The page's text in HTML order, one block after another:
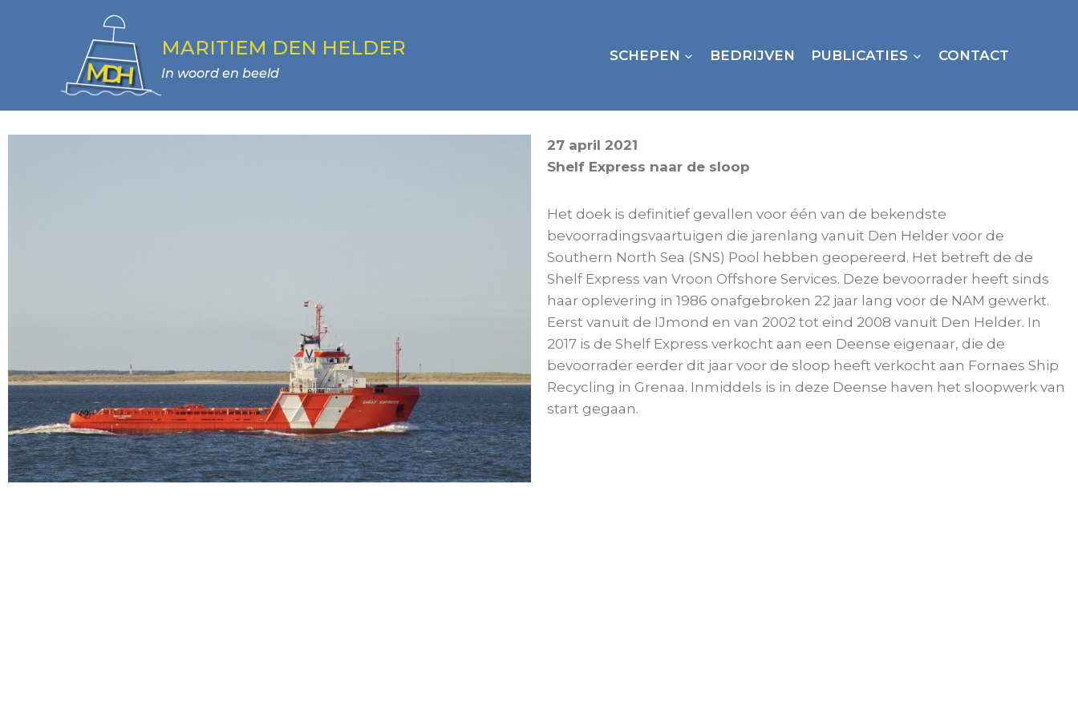
MARITIEM DEN HELDER
In woord en beeld
SCHEPEN BEDRIJVEN PUBLICATIES CONTACT
27 april 2021
Shelf Express naar de sloop
Het doek is definitief gevallen voor één van de bekendste
bevoorradingsvaartuigen die jarenlang vanuit Den Helder voor de
Southern North Sea (SNS) Pool hebben geopereerd. Het betreft de de
Shelf Express van Vroon Offshore Services. Deze bevoorrader heeft sinds
haar oplevering in 1986 onafgebroken 22 jaar lang voor de NAM gewerkt.
Eerst vanuit de IJmond en van 2002 tot eind 2008 vanuit Den Helder. In
2017 is de Shelf Express verkocht aan een Deense eigenaar, die de
bevoorrader eerder dit jaar voor de sloop heeft verkocht aan Fornaes Ship
Recycling in Grenaa. Inmiddels is in deze Deense haven het sloopwerk van
start gegaan.